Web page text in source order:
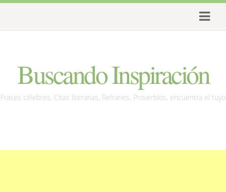
Buscando Inspiración
Frases célebres, Citas literarias, Refranes, Proverbios, encuentra el tuyo